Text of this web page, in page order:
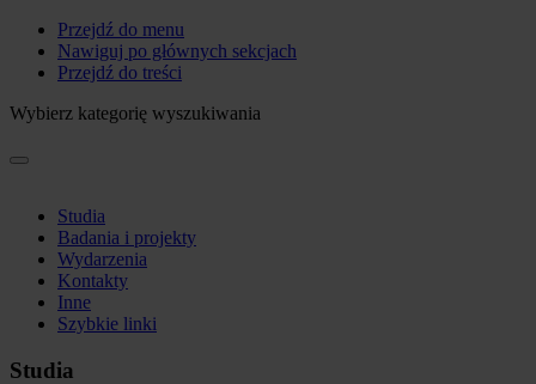
Przejdź do menu
Nawiguj po głównych sekcjach
Przejdź do treści
Wybierz kategorię wyszukiwania
Studia
Badania i projekty
Wydarzenia
Kontakty
Inne
Szybkie linki
Studia